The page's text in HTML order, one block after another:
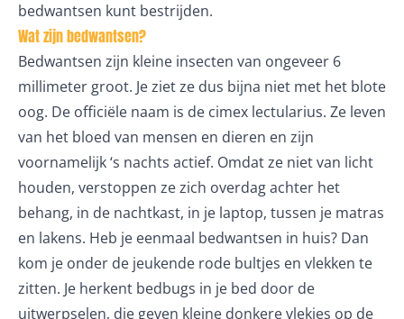
bedwantsen kunt bestrijden.
Wat zijn bedwantsen?
Bedwantsen zijn kleine insecten van ongeveer 6
millimeter groot. Je ziet ze dus bijna niet met het blote
oog. De officiële naam is de cimex lectularius. Ze leven
van het bloed van mensen en dieren en zijn
voornamelijk ‘s nachts actief. Omdat ze niet van licht
houden, verstoppen ze zich overdag achter het
behang, in de nachtkast, in je laptop, tussen je matras
en lakens. Heb je eenmaal bedwantsen in huis? Dan
kom je onder de jeukende rode bultjes en vlekken te
zitten. Je herkent bedbugs in je bed door de
uitwerpselen, die geven kleine donkere vlekjes op de